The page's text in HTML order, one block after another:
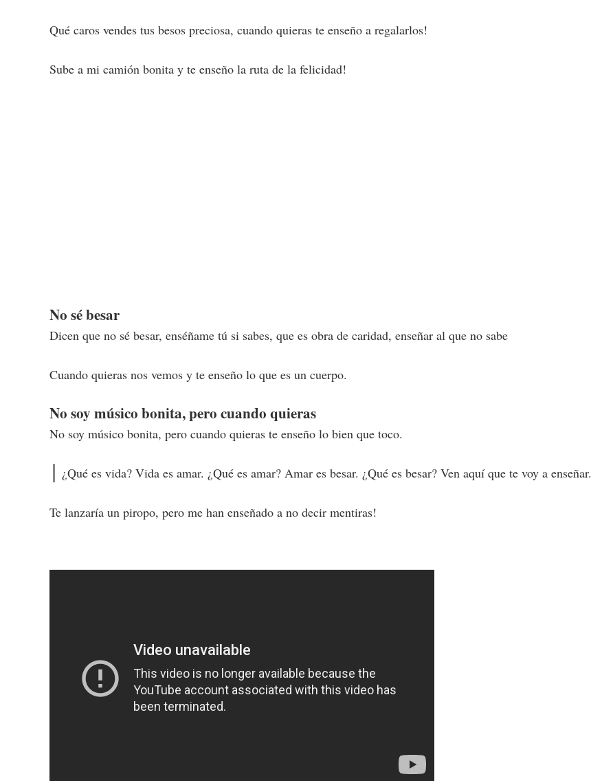
Qué caros vendes tus besos preciosa, cuando quieras te enseño a regalarlos!
Sube a mi camión bonita y te enseño la ruta de la felicidad!
No sé besar
Dicen que no sé besar, enséñame tú si sabes, que es obra de caridad, enseñar al que no sabe
Cuando quieras nos vemos y te enseño lo que es un cuerpo.
No soy músico bonita, pero cuando quieras
No soy músico bonita, pero cuando quieras te enseño lo bien que toco.
¿Qué es vida? Vida es amar. ¿Qué es amar? Amar es besar. ¿Qué es besar? Ven aquí que te voy a enseñar.
Te lanzaría un piropo, pero me han enseñado a no decir mentiras!